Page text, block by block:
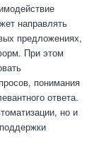
направлять
предложениях,
При этом
понимания
ответа.
но и